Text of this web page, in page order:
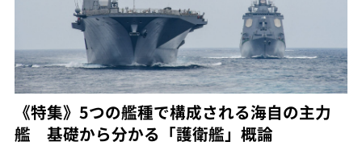
《特集》5つの艦種で構成される海自の主力
艦 基礎から分かる「護衛艦」概論